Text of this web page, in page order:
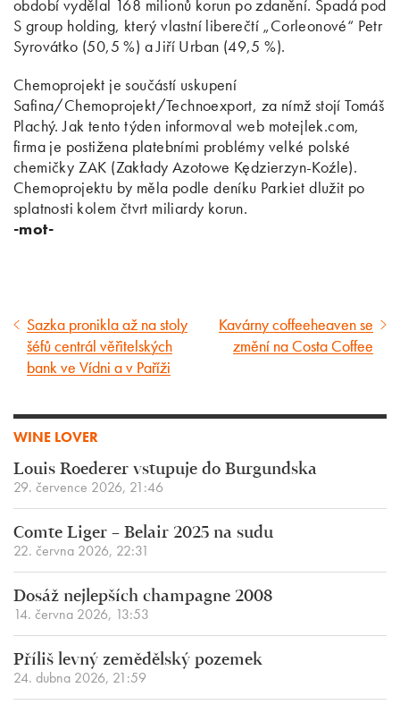
období vydělal 168 milionů korun po zdanění. Spadá pod
S group holding, který vlastní liberečtí „Corleonové“ Petr
Syrovátko (50,5 %) a Jiří Urban (49,5 %).
Chemoprojekt je součástí uskupení
Safina/Chemoprojekt/Technoexport, za nímž stojí Tomáš
Plachý. Jak tento týden informoval web motejlek.com,
firma je postižena platebními problémy velké polské
chemičky ZAK (Zakłady Azotowe Kędzierzyn-Koźle).
Chemoprojektu by měla podle deníku Parkiet dlužit po
splatnosti kolem čtvrt miliardy korun.
-mot-
Předcházející
článek
Sazka pronikla až na stoly
šéfů centrál věřitelských
bank ve Vídni a v Paříži
Následující
článek
Kavárny coffeeheaven se
změní na Costa Coffee
WINE LOVER
Louis Roederer vstupuje do Burgundska
29. července 2026, 21:46
Comte Liger – Belair 2025 na sudu
22. června 2026, 22:31
Dosáž nejlepších champagne 2008
14. června 2026, 13:53
Příliš levný zemědělský pozemek
24. dubna 2026, 21:59